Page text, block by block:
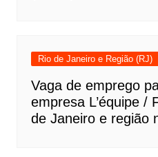
Rio de Janeiro e Região (RJ)
Vaga de emprego
empresa L’équipe /
de Janeiro e região